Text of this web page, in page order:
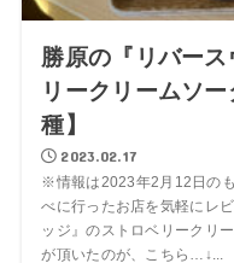
勝原の『リバー
リークリームソ
種】
2023.02.17
※情報は2023年2月12日の
べに行ったお店を気軽にレ
ッジ』のストロベリークリ
が頂いたのが、こちら…↓...